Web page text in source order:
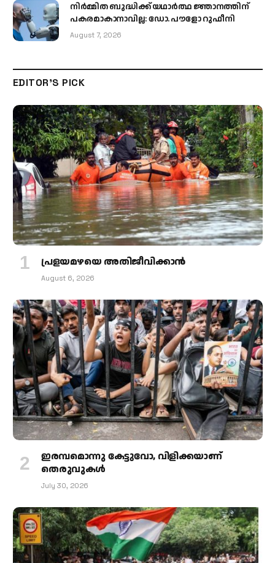
നിർമ്മിത ബുദ്ധിക്ക് യഥാർത്ഥ ജ്ഞാനത്തിന്
പകരമാകാനാവില്ല: ഡോ. പൗളോ റുഫീനി
August 7, 2026
EDITOR'S PICK
പ്രളയമഴയെ അതിജീവിക്കാന്‍
August 6, 2026
ഇരമ്പമൊന്നു കേട്ടുവോ, വിളിക്കയാണ്
തെരുവുകള്‍
July 30, 2026